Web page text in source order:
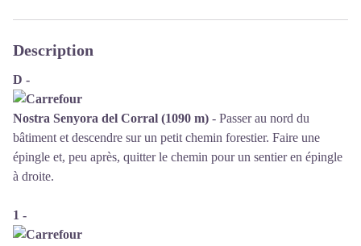
Description
D -
Nostra Senyora del Corral (1090 m) - Passer au nord du
bâtiment et descendre sur un petit chemin forestier. Faire une
épingle et, peu après, quitter le chemin pour un sentier en épingle
à droite.
1 -